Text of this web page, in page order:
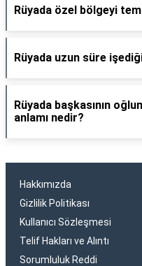
Rüyada özel bölgeyi
Rüyada uzun süre
Rüyada başkasının
anlamı nedir?
Hakkımızda
Gizlilik Politikası
Kullanıcı Sözleşmesi
Telif Hakları ve Alıntı
Sorumluluk Reddi